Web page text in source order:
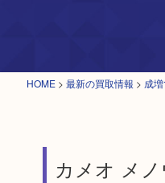
HOME > 最新の買取情報 > 成
カメオ メ